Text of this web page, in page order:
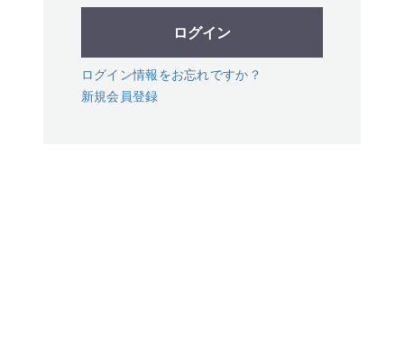
ログイン
ログイン情報をお忘れですか？
新規会員登録